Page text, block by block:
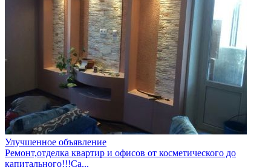
Улучшенное объявление
Ремонт,отделка квартир и офисов от косметического до
капитального!!!Са...